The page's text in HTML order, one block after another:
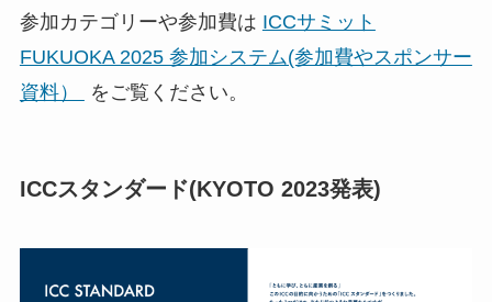
参加カテゴリーや参加費は ICCサミット
FUKUOKA 2025 参加システム(参加費やスポンサー
資料）
をご覧ください。
ICCスタンダード(KYOTO 2023発表)